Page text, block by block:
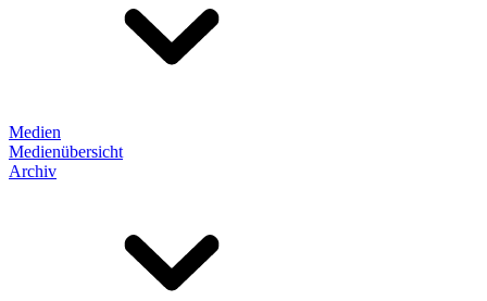
Medien
Medienübersicht
Archiv